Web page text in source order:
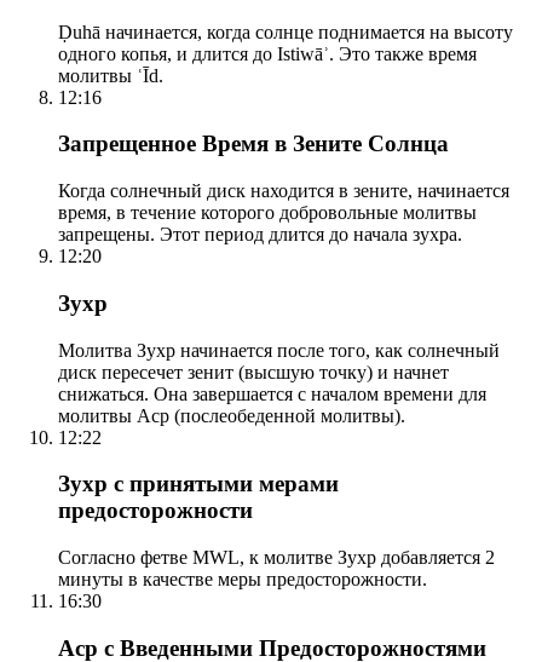
Ḍuhā начинается, когда солнце поднимается на высоту
одного копья, и длится до Istiwāʾ. Это также время
молитвы ʿĪd.
12:16
Запрещенное Время в Зените Солнца
Когда солнечный диск находится в зените, начинается
время, в течение которого добровольные молитвы
запрещены. Этот период длится до начала зухра.
12:20
Зухр
Молитва Зухр начинается после того, как солнечный
диск пересечет зенит (высшую точку) и начнет
снижаться. Она завершается с началом времени для
молитвы Аср (послеобеденной молитвы).
12:22
Зухр с принятыми мерами
предосторожности
Согласно фетве MWL, к молитве Зухр добавляется 2
минуты в качестве меры предосторожности.
16:30
Аср с Введенными Предосторожностями